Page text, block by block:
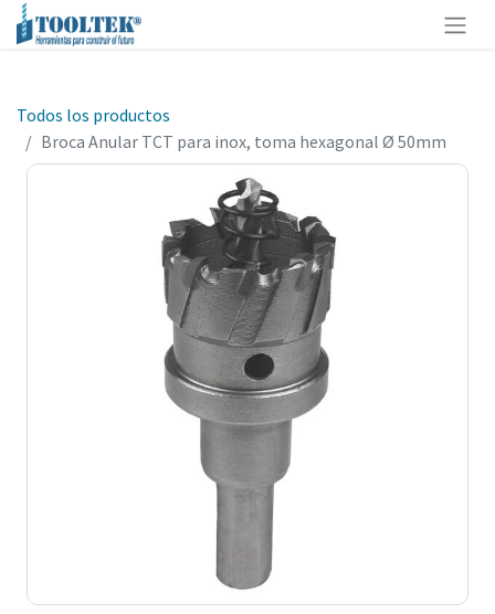
Todos los productos
Broca Anular TCT para inox, toma hexagonal Ø 50mm